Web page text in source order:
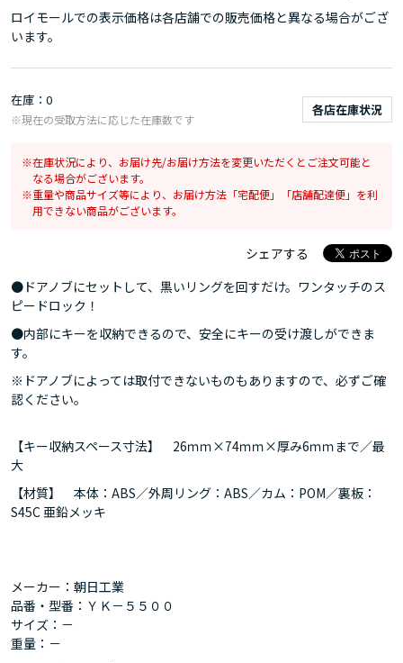
ロイモールでの表示価格は各店舗での販売価格と異なる場合がござ
います。
在庫 0
各店在庫状況
※現在の受取方法に応じた在庫数です
在庫状況により、お届け先/お届け方法を変更いただくとご注文可能と
なる場合がございます。
重量や商品サイズ等により、お届け方法「宅配便」「店舗配達便」を利
用できない商品がございます。
シェアする
●ドアノブにセットして、黒いリングを回すだけ。ワンタッチのス
ピードロック！
●内部にキーを収納できるので、安全にキーの受け渡しができま
す。
※ドアノブによっては取付できないものもありますので、必ずご確
認ください。
【キー収納スペース寸法】 26ｍｍ×74ｍｍ×厚み6ｍｍまで／最
大
【材質】 本体：ABS／外周リング：ABS／カム：POM／裏板：
S45C 亜鉛メッキ
メーカー：朝日工業
品番・型番：ＹＫ－５５００
サイズ：－
重量：－